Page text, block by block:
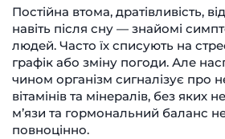
Постійна втома, дратівливість,
навіть після сну — знайомі
людей. Часто їх списують на
графік або зміну погоди. Але
чином організм сигналізує про
вітамінів та мінералів, без яких
м’язи та гормональний баланс
повноцінно.